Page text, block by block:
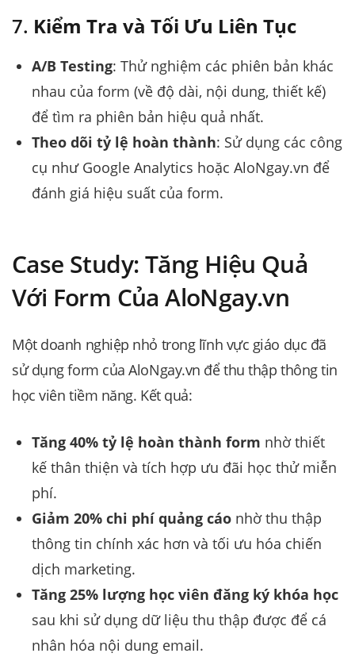
7. Kiểm Tra và Tối Ưu Liên Tục
A/B Testing: Thử nghiệm các phiên bản khác
nhau của form (về độ dài, nội dung, thiết kế)
để tìm ra phiên bản hiệu quả nhất.
Theo dõi tỷ lệ hoàn thành: Sử dụng các công
cụ như Google Analytics hoặc AloNgay.vn để
đánh giá hiệu suất của form.
Case Study: Tăng Hiệu Quả
Với Form Của AloNgay.vn
Một doanh nghiệp nhỏ trong lĩnh vực giáo dục đã
sử dụng form của AloNgay.vn để thu thập thông tin
học viên tiềm năng. Kết quả:
Tăng 40% tỷ lệ hoàn thành form nhờ thiết
kế thân thiện và tích hợp ưu đãi học thử miễn
phí.
Giảm 20% chi phí quảng cáo nhờ thu thập
thông tin chính xác hơn và tối ưu hóa chiến
dịch marketing.
Tăng 25% lượng học viên đăng ký khóa học
sau khi sử dụng dữ liệu thu thập được để cá
nhân hóa nội dung email.